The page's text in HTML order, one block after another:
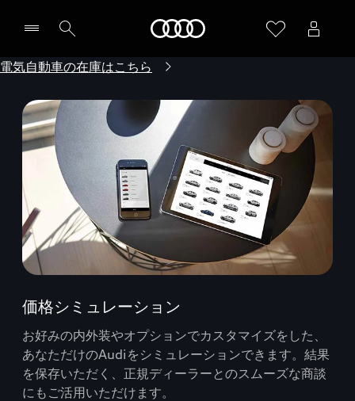
電気自動車の在庫はこちら
価格シミュレーション
お好みの内外装やオプションでカスタマイズをした、
あなただけのAudiをシミュレーションできます。結果
を保存いただく、正規ディーラーとのスムーズな商談
にもご活用いただけます。